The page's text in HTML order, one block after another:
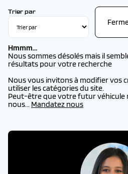
RENAULT (92)
SEAT (1)
TOYOTA (3)
VOLKSWAGEN (2)
VOLVO (1)
Trier par
Hmmm...
Nous sommes désolés mais il
résultats pour votre recherche
Nous vous invitons à modifier vos
utiliser les catégories du site.
Peut-être que votre futur véhicule
nous... Mandatez nous